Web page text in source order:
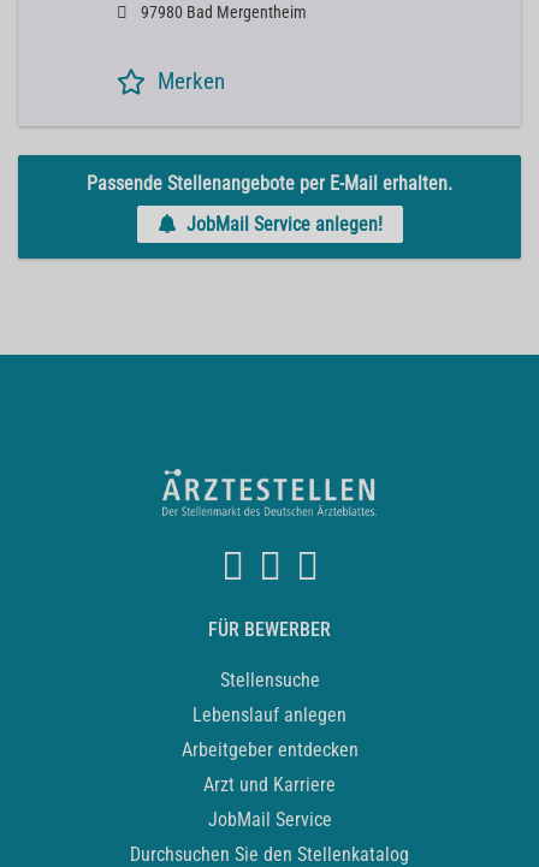
97980 Bad Mergentheim
Merken
Passende Stellenangebote per E-Mail erhalten.
JobMail Service anlegen!
FÜR BEWERBER
Stellensuche
Lebenslauf anlegen
Arbeitgeber entdecken
Arzt und Karriere
JobMail Service
Durchsuchen Sie den Stellenkatalog